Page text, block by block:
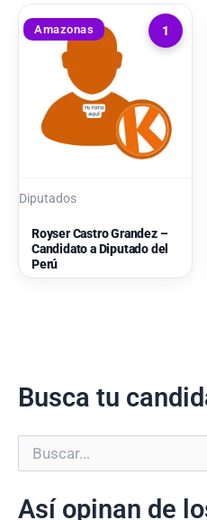
1
Amazonas
Diputados
Royser Castro Grandez –
Candidato a Diputado del
Perú
Busca tu
u
c
Así opinan de